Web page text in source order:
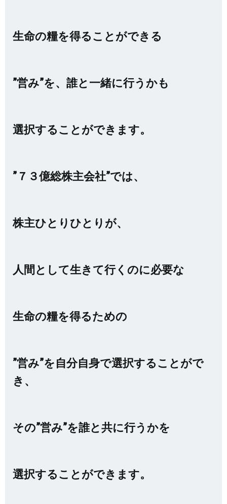
生命の糧を得ることができる
”営み”を、誰と一緒に行うかも
選択することができます。
”７３億総株主会社”では、
株主ひとりひとりが、
人間として生きて行くのに必要な
生命の糧を得るための
”営み”を自分自身で選択することがで
き、
その”営み”を誰と共に行うかを
選択することができます。